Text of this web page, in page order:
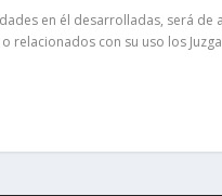
en él desarrolladas, será de
con su uso los